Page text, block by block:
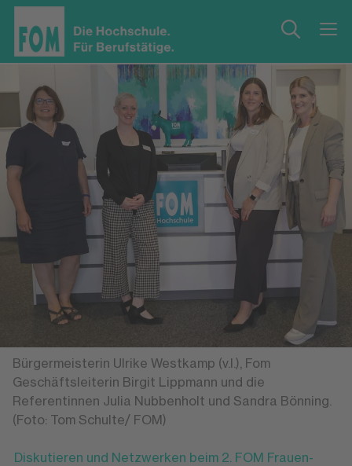
Bürgermeisterin Ulrike Westkamp (v.l.), Fom
Geschäftsleiterin Birgit Lippmann und die
Referentinnen Julia Nubbenholt und Sandra Bönning.
(Foto: Tom Schulte/ FOM)
Diskutieren und Netzwerken beim 2. FOM Frauen-